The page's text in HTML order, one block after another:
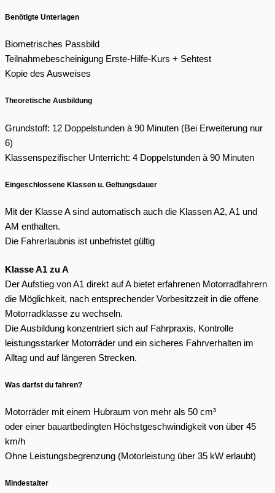
Benötigte Unterlagen
Biometrisches Passbild
Teilnahmebescheinigung Erste-Hilfe-Kurs + Sehtest
Kopie des Ausweises
Theoretische Ausbildung
Grundstoff: 12 Doppelstunden à 90 Minuten (Bei Erweiterung nur
6)
Klassenspezifischer Unterricht: 4 Doppelstunden à 90 Minuten
Eingeschlossene Klassen u. Geltungsdauer
Mit der Klasse A sind automatisch auch die Klassen A2, A1 und
AM enthalten.
Die Fahrerlaubnis ist unbefristet gültig
Klasse A1 zu A
Der Aufstieg von A1 direkt auf A bietet erfahrenen Motorradfahrern
die Möglichkeit, nach entsprechender Vorbesitzzeit in die offene
Motorradklasse zu wechseln.
Die Ausbildung konzentriert sich auf Fahrpraxis, Kontrolle
leistungsstarker Motorräder und ein sicheres Fahrverhalten im
Alltag und auf längeren Strecken.
Was darfst du fahren?
Motorräder mit einem Hubraum von mehr als 50 cm³
oder einer bauartbedingten Höchstgeschwindigkeit von über 45
km/h
Ohne Leistungsbegrenzung (Motorleistung über 35 kW erlaubt)
Mindestalter